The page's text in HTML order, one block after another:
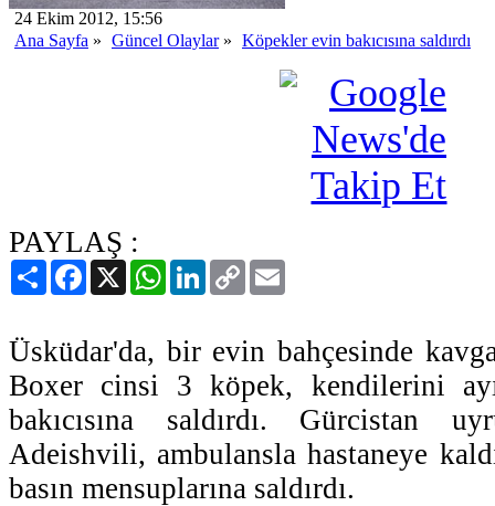
24 Ekim 2012, 15:56
Ana Sayfa » Güncel Olaylar» Köpekler evin bakıcısına saldırdı
PAYLAŞ :
PaylaşFacebook
X WhatsAppLinkedIn
Copy
Link
Üsküdar'da, bir evin bahçesinde
Boxer cinsi 3 köpek, kendilerini
bakıcısına saldırdı. Gürcistan
Adeishvili, ambulansla hastaneye
basın mensuplarına saldırdı.